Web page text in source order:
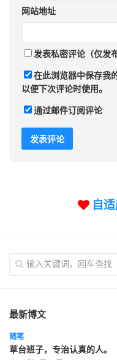
网站地址
发表私密评论（仅发
在此浏览器中保存我
以便下次评论时使用。
通过邮件订阅评论
自
最新博文
随笔
草台班子，专治认真的人。